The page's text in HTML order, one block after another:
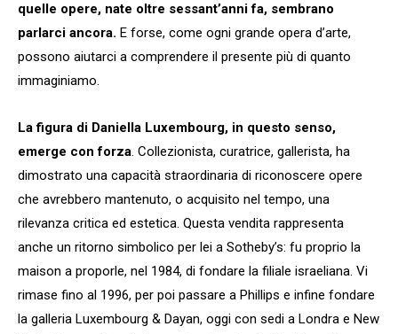
quelle opere, nate oltre sessant’anni fa, sembrano
parlarci ancora. E forse, come ogni grande opera d’arte,
possono aiutarci a comprendere il presente più di quanto
immaginiamo.
La figura di Daniella Luxembourg, in questo senso,
emerge con forza. Collezionista, curatrice, gallerista, ha
dimostrato una capacità straordinaria di riconoscere opere
che avrebbero mantenuto, o acquisito nel tempo, una
rilevanza critica ed estetica. Questa vendita rappresenta
anche un ritorno simbolico per lei a Sotheby’s: fu proprio la
maison a proporle, nel 1984, di fondare la filiale israeliana. Vi
rimase fino al 1996, per poi passare a Phillips e infine fondare
la galleria Luxembourg & Dayan, oggi con sedi a Londra e New